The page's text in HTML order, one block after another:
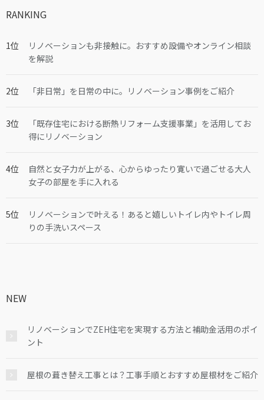
RANKING
リノベーションも非接触に。おすすめ設備やオンライン相談
を解説
「非日常」を日常の中に。リノベーション事例をご紹介
「既存住宅における断熱リフォーム支援事業」を活用してお
得にリノベーション
自然と女子力が上がる、心からゆったり寛いで過ごせる大人
女子の部屋を手に入れる
リノベーションで叶える！あると嬉しいトイレ内やトイレ周
りの手洗いスペース
NEW
リノベーションでZEH住宅を実現する方法と補助金活用のポイ
ント
屋根の葺き替え工事とは？工事手順とおすすめ屋根材をご紹介